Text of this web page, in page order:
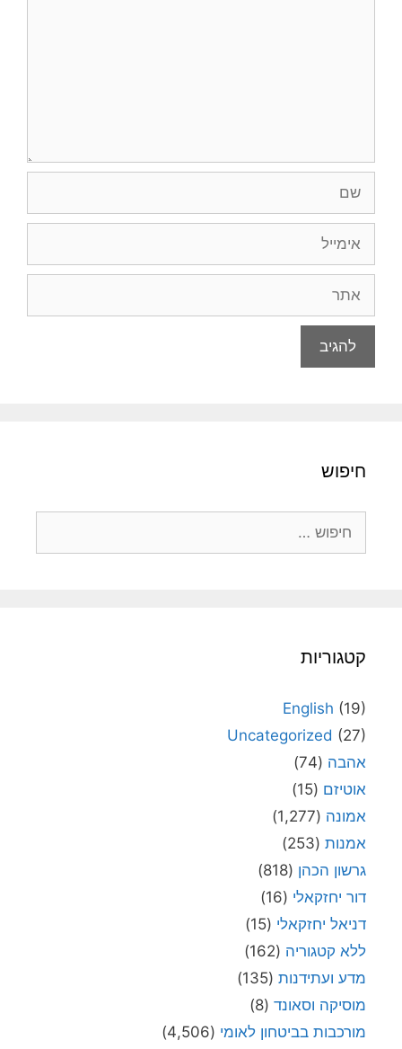
חיפוש
קטגוריות
English (19)
Uncategorized (27)
אהבה (74)
אוטיזם (15)
אמונה (1,277)
אמנות (253)
גרשון הכהן (818)
דור יחזקאלי (16)
דניאל יחזקאלי (15)
ללא קטגוריה (162)
מדע ועתידנות (135)
מוסיקה וסאונד (8)
מורכבות בביטחון לאומי (4,506)